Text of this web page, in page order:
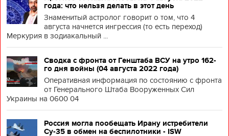
года: что нельзя делать в этот день
Знаменитый астролог говорит о том, что 4
августа начнется ингрессия (то есть переход)
Меркурия в зодиакальный ...
Сводка с фронта от Генштаба ВСУ на утро 162-
го дня войны (04 августа 2022 года)
Оперативная информация по состоянию с фронта
от Генерального Штаба Вооруженных Сил
Украины на 0600 04
Россия могла пообещать Ирану истребители
Су-35 в обмен на беспилотники - ISW